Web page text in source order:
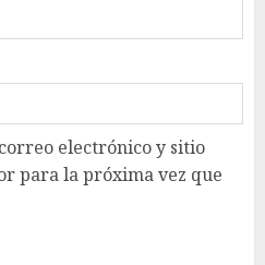
electrónico y sitio
para la próxima vez que